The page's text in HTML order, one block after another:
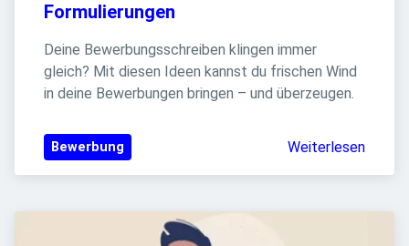
Formulierungen
Deine Bewerbungsschreiben klingen immer
gleich? Mit diesen Ideen kannst du frischen Wind
in deine Bewerbungen bringen – und überzeugen.
Bewerbung Weiterlesen